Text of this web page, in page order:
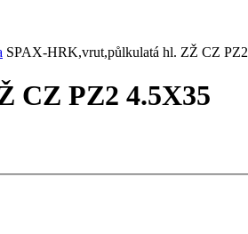
SPAX-HRK,vrut,půlkulatá hl. ZŽ CZ
CZ PZ2 4.5X35